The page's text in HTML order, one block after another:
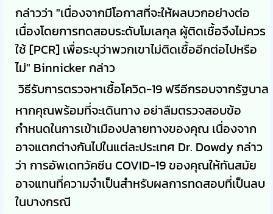
กล่าวว่า "เนื่องจากมีโอกาสที่จะให้ผลบวกอย่างต่อ
เนื่องโดยการทดสอบระดับโมเลกุล ผู้ติดเชื้อจึงไม่ควร
ใช้ [PCR] เพื่อระบุว่าพวกเขาไม่ติดเชื้ออีกต่อไปหรือ
ไม่" Binnicker กล่าว
วิธีรับการตรวจหาเชื้อโควิด-19 ฟรีอีกรอบจากรัฐบาล
หากคุณพร้อมที่จะเดินทาง อย่าลืมตรวจสอบข้อ
กำหนดในการเข้าเมืองปลายทางของคุณ เนื่องจาก
อาจแตกต่างกันไปในแต่ละประเทศ Dr. Dowdy กล่าว
ว่า การอัพเดทวัคซีน COVID-19 ของคุณให้ทันสมัย
อาจแทนที่ความจำเป็นสำหรับผลการทดสอบที่เป็นลบ
ในบางกรณี